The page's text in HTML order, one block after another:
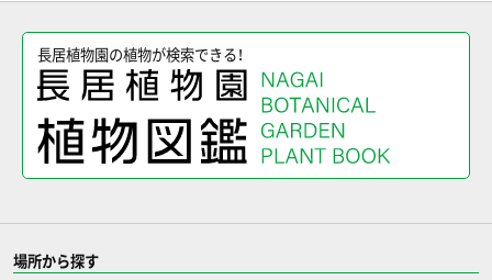
長居植物園の植物が検索できる！
場所から探す